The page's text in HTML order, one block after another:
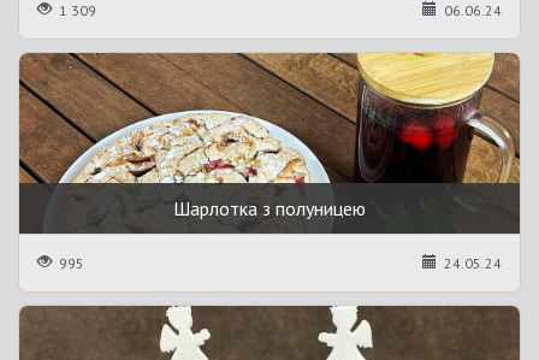
1 309 06.06.24
Шарлотка з полуницею
995 24.05.24